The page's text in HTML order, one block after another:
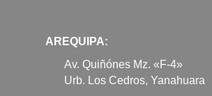
AREQUIPA:
Av. Quiñónes Mz. «F-4»
Urb. Los Cedros, Yanahuara